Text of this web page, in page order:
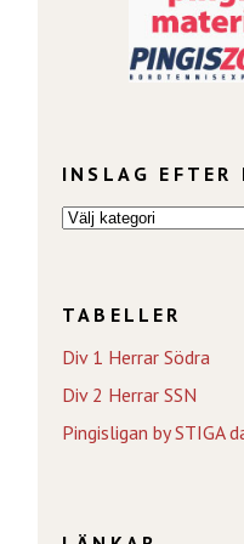
INSLAG EFTER
TABELLER
Div 1 Herrar Södra
Div 2 Herrar SSN
Pingisligan by STIGA